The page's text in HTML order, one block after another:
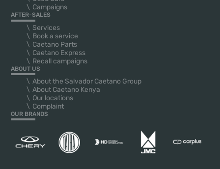
Campaigns
AFTER-SALES
Services
Book a service
Caetano Parts
Caetano Express
Recall campaigns
ABOUT US
About the Salvador Caetano Group
About Caetano Kenya
Our locations
Complaint
OUR BRANDS